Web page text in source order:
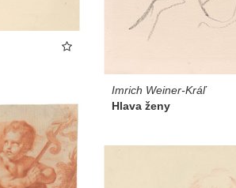
Imrich Weiner-Kráľ
Hlava ženy